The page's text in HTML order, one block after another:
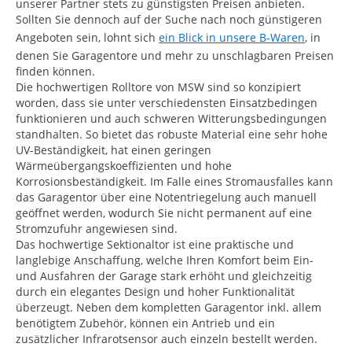
unserer Partner stets zu günstigsten Preisen anbieten.
Sollten Sie dennoch auf der Suche nach noch günstigeren
Angeboten sein, lohnt sich ein Blick in unsere B-Waren, in
denen Sie Garagentore und mehr zu unschlagbaren Preisen
finden können.
Die hochwertigen Rolltore von MSW sind so konzipiert
worden, dass sie unter verschiedensten Einsatzbedingen
funktionieren und auch schweren Witterungsbedingungen
standhalten. So bietet das robuste Material eine sehr hohe
UV-Beständigkeit, hat einen geringen
Wärmeübergangskoeffizienten und hohe
Korrosionsbeständigkeit. Im Falle eines Stromausfalles kann
das Garagentor über eine Notentriegelung auch manuell
geöffnet werden, wodurch Sie nicht permanent auf eine
Stromzufuhr angewiesen sind.
Das hochwertige Sektionaltor ist eine praktische und
langlebige Anschaffung, welche Ihren Komfort beim Ein-
und Ausfahren der Garage stark erhöht und gleichzeitig
durch ein elegantes Design und hoher Funktionalität
überzeugt. Neben dem kompletten Garagentor inkl. allem
benötigtem Zubehör, können ein Antrieb und ein
zusätzlicher Infrarotsensor auch einzeln bestellt werden.